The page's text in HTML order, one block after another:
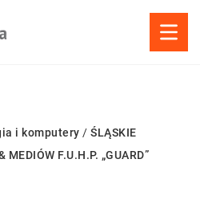
i komputery / ŚLĄSKIE
F.U.H.P. „GUARD”